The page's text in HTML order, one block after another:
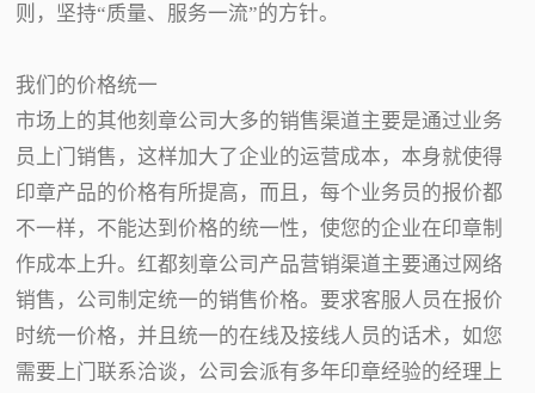
则，坚持“质量、服务一流”的方针。
我们的价格统一
市场上的其他刻章公司大多的销售渠道主要是通过业务
员上门销售，这样加大了企业的运营成本，本身就使得
印章产品的价格有所提高，而且，每个业务员的报价都
不一样，不能达到价格的统一性，使您的企业在印章制
作成本上升。红都刻章公司产品营销渠道主要通过网络
销售，公司制定统一的销售价格。要求客服人员在报价
时统一价格，并且统一的在线及接线人员的话术，如您
需要上门联系洽谈，公司会派有多年印章经验的经理上